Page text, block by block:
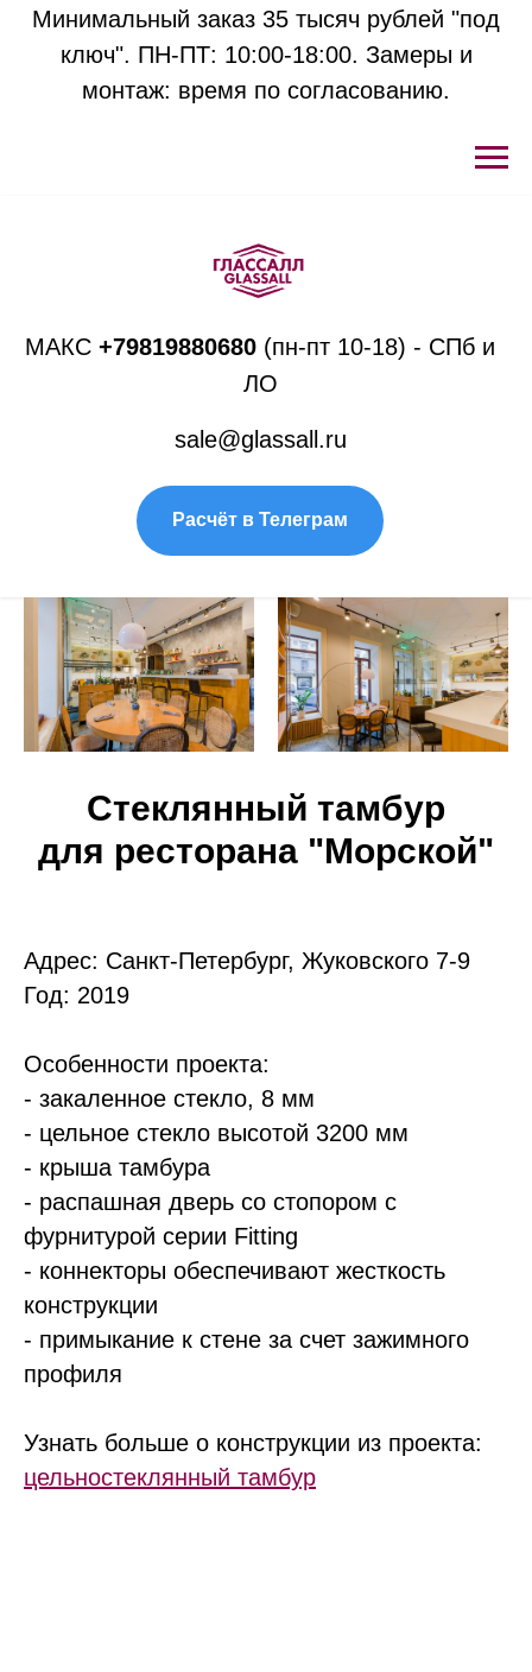
Минимальный заказ 35 тысяч рублей "под
ключ". ПН-ПТ: 10:00-18:00. Замеры и
монтаж: время по согласованию.
МАКС +79819880680 (пн-пт 10-18) - СПб и
ЛО
sale@glassall.ru
Расчёт в Телеграм
Стеклянный тамбур
для ресторана "Морской"
Адрес: Санкт-Петербург, Жуковского 7-9
Год: 2019
Особенности проекта:
- закаленное стекло, 8 мм
- цельное стекло высотой 3200 мм
- крыша тамбура
- распашная дверь со стопором с
фурнитурой серии Fitting
- коннекторы обеспечивают жесткость
конструкции
- примыкание к стене за счет зажимного
профиля
Узнать больше о конструкции из проекта:
цельностеклянный тамбур